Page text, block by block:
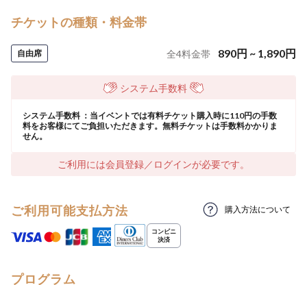
チケットの種類・料金帯
自由席 全4料金帯 890円 ~ 1,890円
システム手数料
システム手数料 ：当イベントでは有料チケット購入時に110円の手数
料をお客様にてご負担いただきます。無料チケットは手数料かかりま
せん。
ご利用には会員登録／ログインが必要です。
ご利用可能支払方法 購入方法について
プログラム